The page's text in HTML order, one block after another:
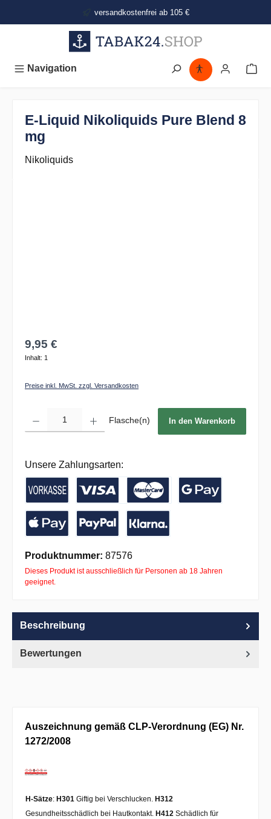
versandkostenfrei ab 105 €
Navigation
E-Liquid Nikoliquids Pure Blend 8
mg
Nikoliquids
9,95 €
Inhalt: 1
Preise inkl. MwSt. zzgl. Versandkosten
Flasche(n) In den Warenkorb
Unsere Zahlungsarten:
Vorkasse / Banküberweisung
Kreditkarte
Produktnummer: 87576
Dieses Produkt ist ausschließlich für Personen ab 18 Jahren
geeignet.
Beschreibung
Bewertungen
Auszeichnung gemäß CLP-Verordnung (EG) Nr.
1272/2008
H-Sätze: H301 Giftig bei Verschlucken. H312
Gesundheitsschädlich bei Hautkontakt. H412 Schädlich für